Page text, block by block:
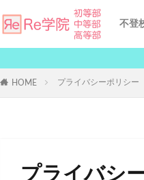
不登
HOME プライバシーポリシー
プライバシ